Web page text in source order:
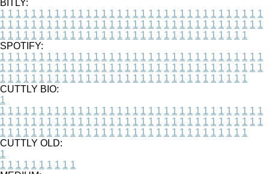
BITLY:
1 1 1 1 1 1 1 1 1 1 1 1 1 1 1 1 1 1 1 1 1 1 1 1 1 1 1 1 1 1 1 1 1 1
1 1 1 1 1 1 1 1 1 1 1 1 1 1 1 1 1 1 1 1 1 1 1 1 1 1 1 1 1 1 1 1 1 1
1 1 1 1 1 1 1 1 1 1 1 1 1 1 1 1 1 1 1 1 1 1 1 1 1 1 1 1 1 1 1 1
SPOTIFY:
1 1 1 1 1 1 1 1 1 1 1 1 1 1 1 1 1 1 1 1 1 1 1 1 1 1 1 1 1 1 1 1 1 1
1 1 1 1 1 1 1 1 1 1 1 1 1 1 1 1 1 1 1 1 1 1 1 1 1 1 1 1 1 1 1 1 1 1
1 1 1 1 1 1 1 1 1 1 1 1 1 1 1 1 1 1 1 1 1 1 1 1 1 1 1 1 1 1 1 1
CUTTLY BIO:
1
1 1 1 1 1 1 1 1 1 1 1 1 1 1 1 1 1 1 1 1 1 1 1 1 1 1 1 1 1 1 1 1 1 1
1 1 1 1 1 1 1 1 1 1 1 1 1 1 1 1 1 1 1 1 1 1 1 1 1 1 1 1 1 1 1 1 1 1
1 1 1 1 1 1 1 1 1 1 1 1 1 1 1 1 1 1 1 1 1 1 1 1 1 1 1 1 1 1 1 1
CUTTLY OLD:
1
1 1 1 1 1 1 1 1 1 1